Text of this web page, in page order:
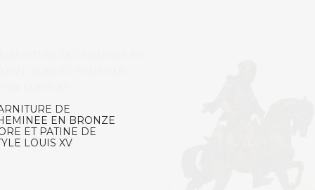
DE
EN BRONZE
ET PATINE DE
LOUIS XV